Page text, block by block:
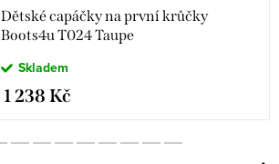
Dětské capáčky na první krůčky
Boots4u T024 Taupe
Skladem
1 238 Kč